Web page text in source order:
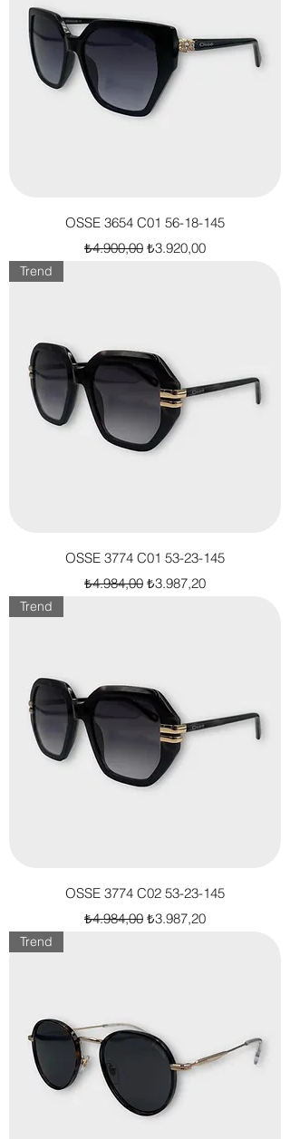
OSSE 3654 C01 56-18-145
Normal Fiyat
₺4.900,00 İndirimli Fiyat
₺3.920,00
Trend
OSSE 3774 C01 53-23-145
Normal Fiyat
₺4.984,00 İndirimli Fiyat
₺3.987,20
Trend
OSSE 3774 C02 53-23-145
Normal Fiyat
₺4.984,00 İndirimli Fiyat
₺3.987,20
Trend